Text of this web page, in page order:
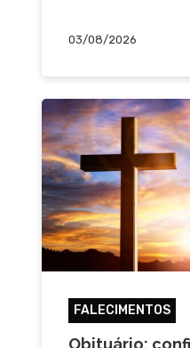
03/08/2026
FALECIMENTOS
Obituário: